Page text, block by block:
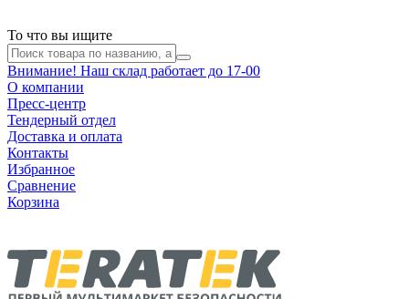
То что вы ищите
Внимание! Наш склад работает до 17-00
О компании
Пресс-центр
Тендерный отдел
Доставка и оплата
Контакты
Избранное
Сравнение
Корзина